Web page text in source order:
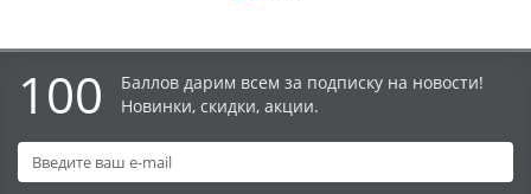
100
Баллов дарим всем за подписку на новости!
Новинки, скидки, акции.